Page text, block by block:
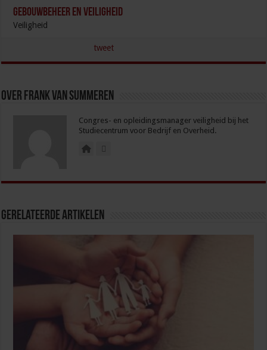
Gebouwbeheer en veiligheid
Veiligheid
tweet
Over Frank van Summeren
Congres- en opleidingsmanager veiligheid bij het
Studiecentrum voor Bedrijf en Overheid.
Gerelateerde Artikelen